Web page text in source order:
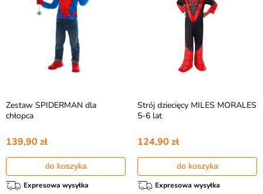
Zestaw SPIDERMAN dla
chłopca
139,90 zł
do koszyka
Expresowa wysyłka
Strój dziecięcy MILES MORALES
5-6 lat
124,90 zł
do koszyka
Expresowa wysyłka